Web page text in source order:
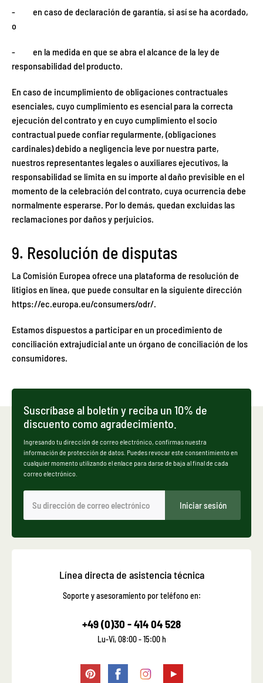
- en caso de declaración de garantía, si así se ha acordado,
o
- en la medida en que se abra el alcance de la ley de
responsabilidad del producto.
En caso de incumplimiento de obligaciones contractuales
esenciales, cuyo cumplimiento es esencial para la correcta
ejecución del contrato y en cuyo cumplimiento el socio
contractual puede confiar regularmente, (obligaciones
cardinales) debido a negligencia leve por nuestra parte,
nuestros representantes legales o auxiliares ejecutivos, la
responsabilidad se limita en su importe al daño previsible en el
momento de la celebración del contrato, cuya ocurrencia debe
normalmente esperarse. Por lo demás, quedan excluidas las
reclamaciones por daños y perjuicios.
9. Resolución de disputas
La Comisión Europea ofrece una plataforma de resolución de
litigios en línea, que puede consultar en la siguiente dirección
https://ec.europa.eu/consumers/odr/.
Estamos dispuestos a participar en un procedimiento de
conciliación extrajudicial ante un órgano de conciliación de los
consumidores.
Suscríbase al boletín y reciba un 10% de
discuento como agradecimiento.
Ingresando tu dirección de correo electrónico, confirmas nuestra
información de protección de datos. Puedes revocar este consentimiento en
cualquier momento utilizando el enlace para darse de baja al final de cada
correo electrónico.
Iniciar sesión
Línea directa de asistencia técnica
Soporte y asesoramiento por teléfono en:
+49 (0)30 - 414 04 528
Lu-Vi, 08:00 - 15:00 h